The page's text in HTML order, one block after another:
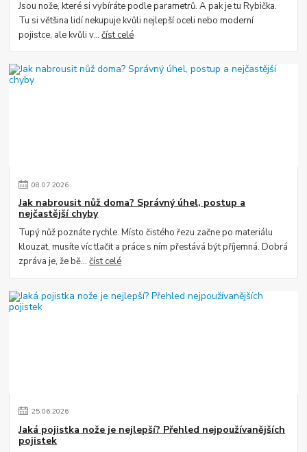
Jsou nože, které si vybíráte podle parametrů. A pak je tu Rybička.
Tu si většina lidí nekupuje kvůli nejlepší oceli nebo moderní
pojistce, ale kvůli v...číst celé
08.07.2026
Jak nabrousit nůž doma? Správný úhel, postup a
nejčastější chyby
Tupý nůž poznáte rychle. Místo čistého řezu začne po materiálu
klouzat, musíte víc tlačit a práce s ním přestává být příjemná. Dobrá
zpráva je, že bě...číst celé
25.06.2026
Jaká pojistka nože je nejlepší? Přehled nejpoužívanějších
pojistek